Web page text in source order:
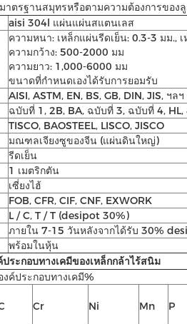
าตรฐานสมุทรหรือตามความต้องการของ
aisi 304l แผ่นแผ่นสแตนเลส
ความหนา: เหล็กแผ่นรีดเย็น: 0.3-3 มม.,
ความกว้าง: 500-2000 มม
ความยาว: 1,000-6000 มม
ขนาดที่กำหนดเองได้รับการยอมรับ
AISI, ASTM, EN, BS, GB, DIN, JIS, ฯลฯ
ฉบับที่ 1, 2B, BA, ฉบับที่ 3, ฉบับที่ 4, HL,
TISCO, BAOSTEEL, LISCO, JISCO
มณฑลเจียงซูของจีน (แผ่นดินใหญ่)
รีดเย็น
1 เมตริกตัน
เซี่ยงไฮ้
FOB, CFR, CIF, CNF, EXWORK
L / C, T / T (desipot 30%)
ภายใน 7-15 วันหลังจากได้รับ 30%
พร้อมในหุ้น
ประกอบทางเคมีของเหล็กกล้าไร้สนิม
งค์ประกอบทางเคมี%
Cr Ni Mn P